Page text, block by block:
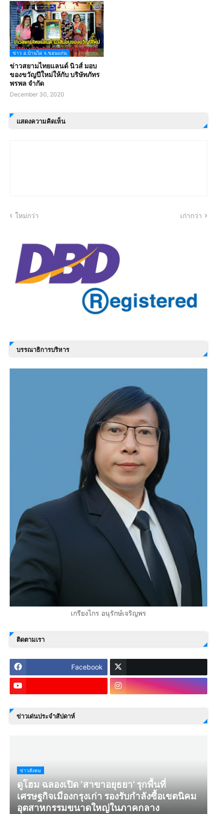
ข่าว อ.บ้านไผ่ จ.ขอนแก่น
ข่าวสยามไทยแลนด์ นิวส์ มอบ
ของขวัญปีใหม่ให้กับ บริษัทภัทร
พรพล จำกัด
December 30, 2020
แสดงความคิดเห็น
ใหม่กว่า เก่ากว่า
บรรณาธิการบริหาร
เกรียงไกร อนุรักษ์เจริญพร
ติดตามเรา
Facebook
ข่าวเด่นประจำสัปดาห์
ข่าวสังคม
ดูโฮม ฉลองเปิด ‘สาขาอยุธยา’ รุกพื้นที่
เศรษฐกิจเมืองกรุงเก่า รองรับกำลังซื้อเขตนิคม
อุตสาหกรรมขนาดใหญ่ในภาคกลาง